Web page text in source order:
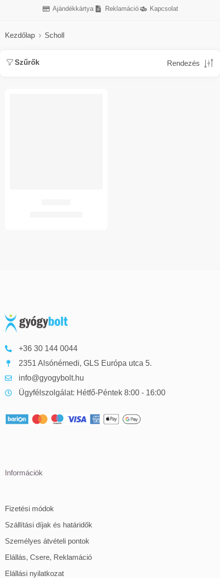
Ajándékkártya Reklamáció Kapcsolat
Kezdőlap Scholl
Szűrők Rendezés
+36 30 144 0044
2351 Alsónémedi, GLS Európa utca 5.
info@gyogybolt.hu
Ügyfélszolgálat: Hétfő-Péntek 8:00 - 16:00
Információk
Fizetési módok
Szállítási díjak és határidők
Személyes átvételi pontok
Elállás, Csere, Reklamáció
Elállási nyilatkozat